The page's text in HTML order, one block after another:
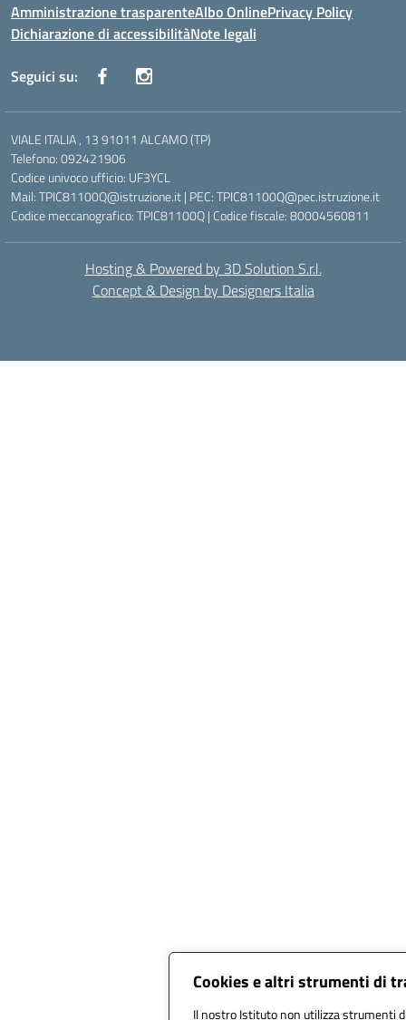
Cookies e altri strumenti di
Il nostro Istituto non utilizza strumenti
Amministrazione trasparenteAlbo OnlinePrivacy Policy
Dichiarazione di accessibilitàNote legali
Seguici su:
VIALE ITALIA , 13 91011 ALCAMO (TP)
Telefono: 092421906
Codice univoco ufficio: UF3YCL
Mail: TPIC81100Q@istruzione.it | PEC: TPIC81100Q@pec.istruzione.it
Codice meccanografico: TPIC81100Q | Codice fiscale: 80004560811
Hosting & Powered by 3D Solution S.r.l.
Concept & Design by Designers Italia